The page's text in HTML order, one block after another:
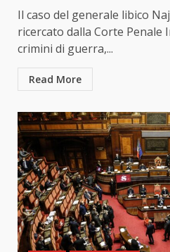
Il caso del generale libico
ricercato dalla Corte Penale
crimini di guerra,...
Read More